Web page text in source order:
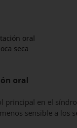
oral
seca
oral
principal en el
sensible a los